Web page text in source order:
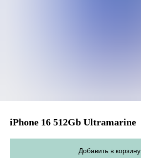
iPhone 16 512Gb Ultramarine
Добавить в корзину